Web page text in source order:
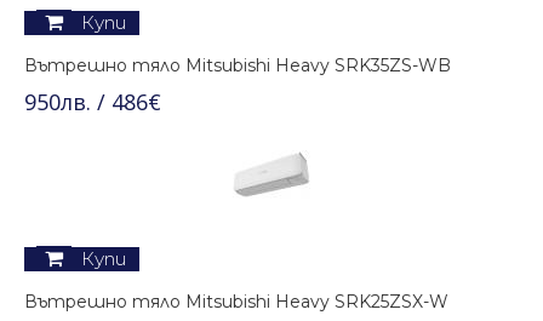
Вътрешно тяло Mitsubishi Heavy SRK35ZS-WB
950лв. / 486€
Купи
Вътрешно тяло Mitsubishi Heavy SRK25ZSX-W
Купи